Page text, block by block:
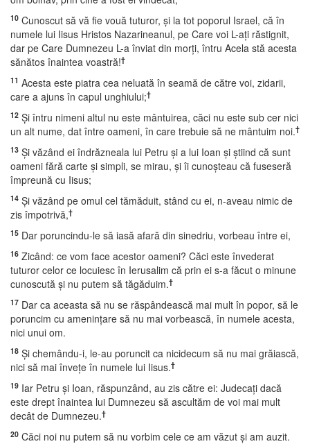
10 Cunoscut să vă fie vouă tuturor, şi la tot poporul Israel, că în
numele lui Iisus Hristos Nazarineanul, pe Care voi L-aţi răstignit,
dar pe Care Dumnezeu L-a înviat din morţi, întru Acela stă acesta
sănătos înaintea voastră!†
11 Acesta este piatra cea neluată în seamă de către voi, zidarii,
care a ajuns în capul unghiului;†
12 Şi întru nimeni altul nu este mântuirea, căci nu este sub cer nici
un alt nume, dat între oameni, în care trebuie să ne mântuim noi.†
13 Şi văzând ei îndrăzneala lui Petru şi a lui Ioan şi ştiind că sunt
oameni fără carte şi simpli, se mirau, şi îi cunoşteau că fuseseră
împreună cu Iisus;
14 Şi văzând pe omul cel tămăduit, stând cu ei, n-aveau nimic de
zis împotrivă,†
15 Dar poruncindu-le să iasă afară din sinedriu, vorbeau între ei,
16 Zicând: ce vom face acestor oameni? Căci este învederat
tuturor celor ce locuiesc în Ierusalim că prin ei s-a făcut o minune
cunoscută şi nu putem să tăgăduim.†
17 Dar ca aceasta să nu se răspândească mai mult în popor, să le
poruncim cu ameninţare să nu mai vorbească, în numele acesta,
nici unui om.
18 Şi chemându-i, le-au poruncit ca nicidecum să nu mai grăiască,
nici să mai înveţe în numele lui Iisus.†
19 Iar Petru şi Ioan, răspunzând, au zis către ei: Judecaţi dacă
este drept înaintea lui Dumnezeu să ascultăm de voi mai mult
decât de Dumnezeu.†
20 Căci noi nu putem să nu vorbim cele ce am văzut şi am auzit.